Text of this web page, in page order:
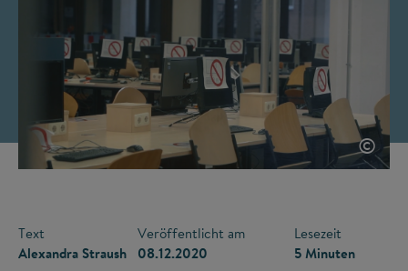
©
Text
Alexandra Straush
Veröffentlicht am
08.12.2020
Lesezeit
5 Minuten